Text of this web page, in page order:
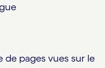
pages vues sur le